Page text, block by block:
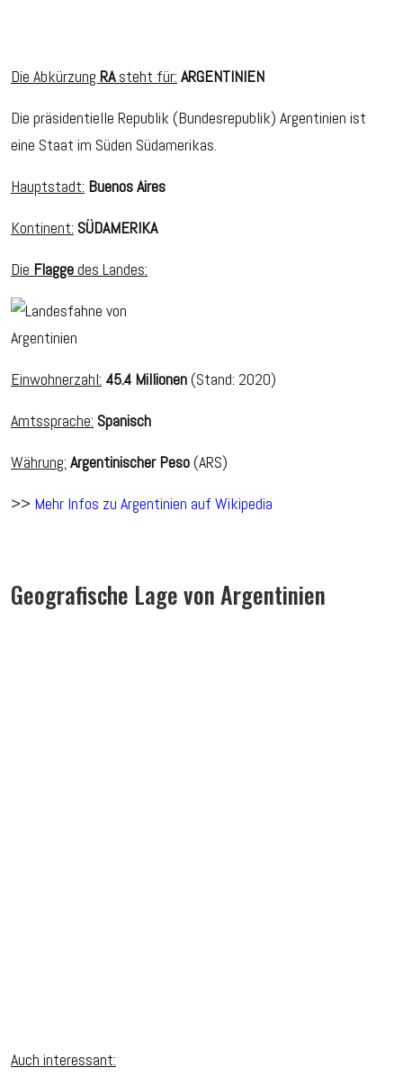
Die Abkürzung RAsteht für: ARGENTINIEN
Die präsidentielle Republik (Bundesrepublik) Argentinien ist
eine Staat im Süden Südamerikas.
Hauptstadt: Buenos Aires
Kontinent: SÜDAMERIKA
Die Flaggedes Landes:
Einwohnerzahl: 45.4 Millionen(Stand: 2020)
Amtssprache: Spanisch
Währung: Argentinischer Peso(ARS)
>> Mehr Infos zu Argentinien auf Wikipedia
Geografische Lage von Argentinien
Auch interessant: